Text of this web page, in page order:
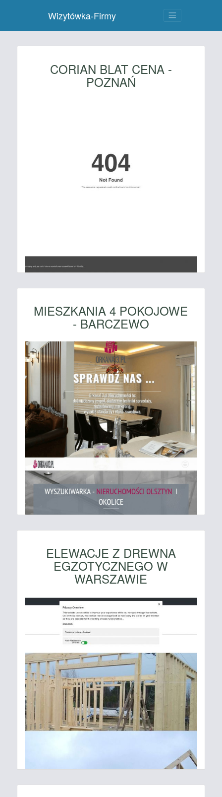
Wizytówka-Firmy
CORIAN BLAT CENA -
POZNAŃ
MIESZKANIA 4 POKOJOWE
- BARCZEWO
ELEWACJE Z DREWNA
EGZOTYCZNEGO W
WARSZAWIE